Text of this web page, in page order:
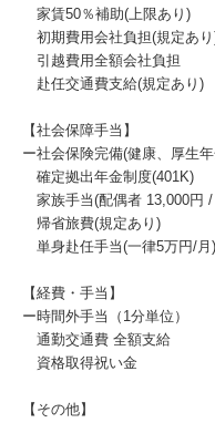
家賃50％補助(上限あり)
初期費用会社負担(規定あ
引越費用全額会社負担
赴任交通費支給(規定あり)
【社会保障手当】
ー社会保険完備(健康、厚生
確定拠出年金制度(401K)
家族手当(配偶者 13,000円
帰省旅費(規定あり)
単身赴任手当(一律5万円/月)
【経費・手当】
ー時間外手当（1分単位）
通勤交通費 全額支給
資格取得祝い金
【その他】